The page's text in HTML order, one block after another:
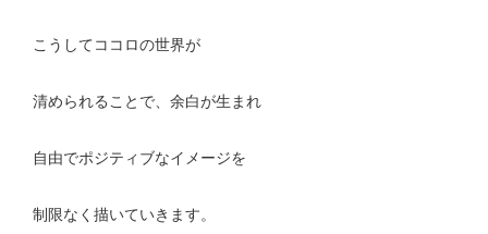
こうしてココロの世界が
清められることで、余白が生まれ
自由でポジティブなイメージを
制限なく描いていきます。